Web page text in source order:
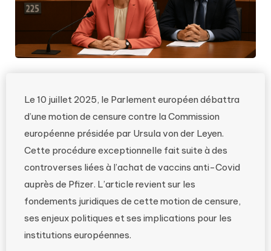
Le 10 juillet 2025, le Parlement européen débattra
d’une motion de censure contre la Commission
européenne présidée par Ursula von der Leyen.
Cette procédure exceptionnelle fait suite à des
controverses liées à l’achat de vaccins anti-Covid
auprès de Pfizer. L’article revient sur les
fondements juridiques de cette motion de censure,
ses enjeux politiques et ses implications pour les
institutions européennes.